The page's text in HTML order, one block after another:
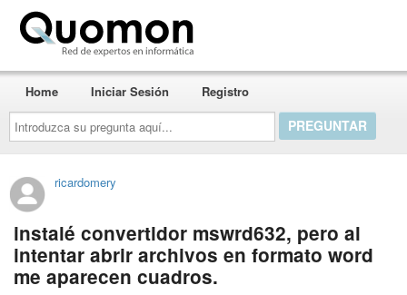
Introduzca
su
pregunta
aquí...
Home Iniciar Sesión Registro
ricardomery
instalé convertidor mswrd632, pero al
intentar abrir archivos en formato word
me aparecen cuadros.